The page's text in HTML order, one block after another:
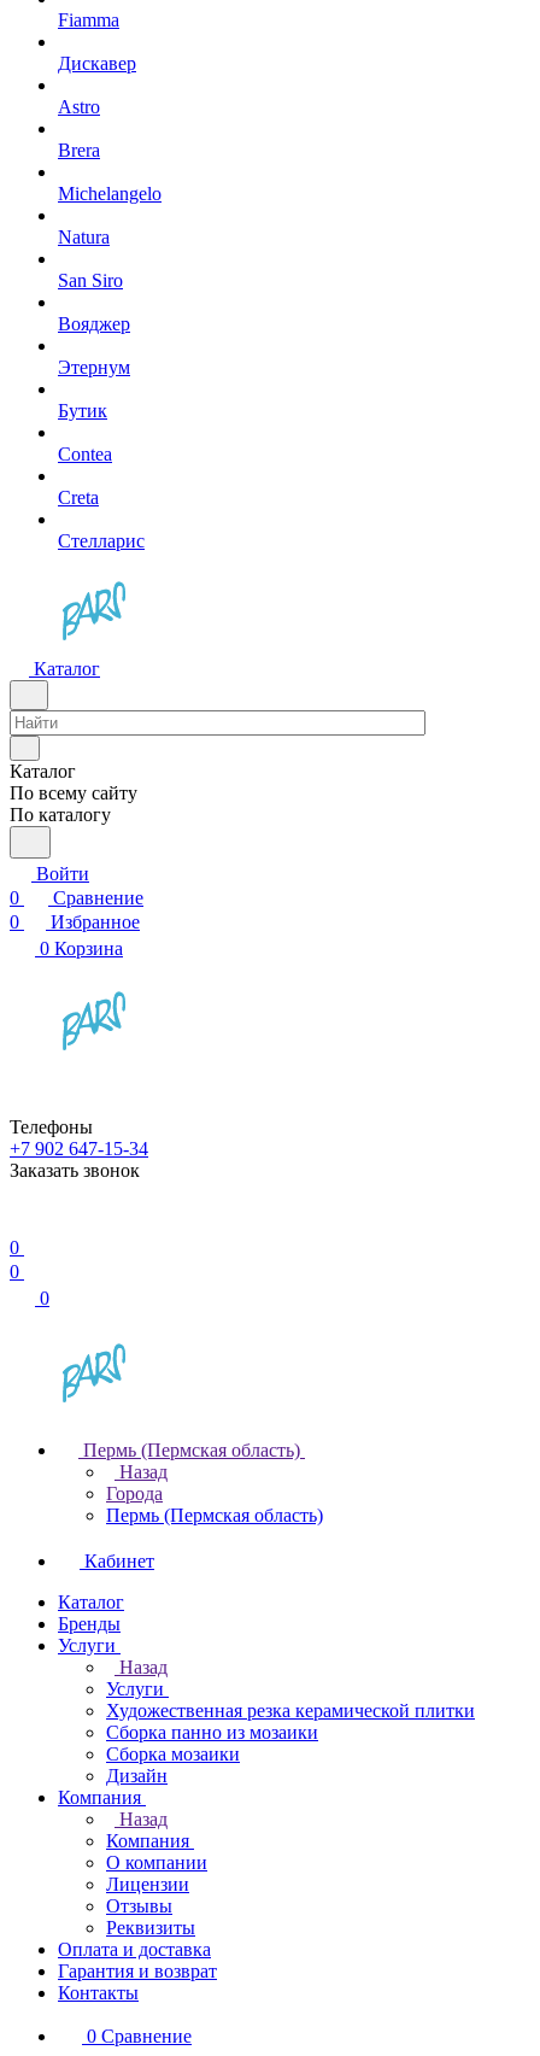
Fiamma
Дискавер
Astro
Brera
Michelangelo
Natura
San Siro
Вояджер
Этернум
Бутик
Contea
Creta
Стелларис
Каталог
Каталог
По всему сайту
По каталогу
Войти
0
Сравнение
0
Избранное
0 Корзина
Телефоны
+7 902 647-15-34
Заказать звонок
0
0
0
Пермь (Пермская область)
Назад
Города
Пермь (Пермская область)
Кабинет
Каталог
Бренды
Услуги
Назад
Услуги
Художественная резка керамической плитки
Сборка панно из мозаики
Сборка мозаики
Дизайн
Компания
Назад
Компания
О компании
Лицензии
Отзывы
Реквизиты
Оплата и доставка
Гарантия и возврат
Контакты
0 Сравнение